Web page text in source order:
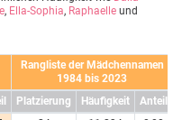
, Ella-Sophia, Raphaelle und
Rangliste der Mädchennamen
1984 bis 2023
Platzierung Häufigkeit
Anteil